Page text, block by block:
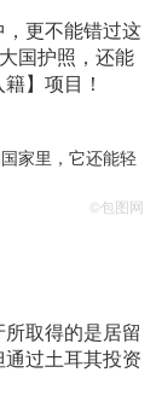
更不能错过这
国护照，还能
】项目！
©包图网
取得的是居留
过土耳其投资